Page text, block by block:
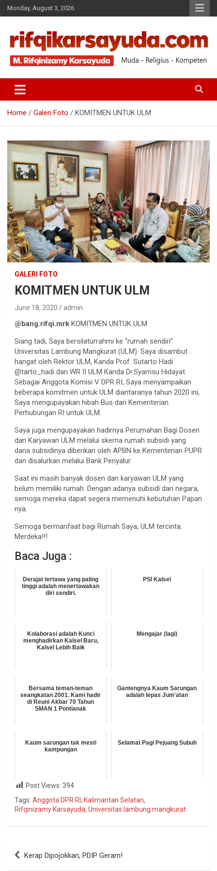
Monday, August 3, 2026
RIFQI KARSAYUDA
Home Galeri Foto KOMITMEN UNTUK ULM
GALERI FOTO
KOMITMEN UNTUK ULM
June 18, 2020 admin
@bang.rifqi.mrk KOMITMEN UNTUK ULM
Siang tadi, Saya bersilaturrahmi ke “rumah sendiri”
Universitas Lambung Mangkurat (ULM). Saya disambut
hangat oleh Rektor ULM, Kanda Prof. Sutarto Hadi
@tarto_hadi dan WR II ULM Kanda Dr.Syamsu Hidayat.
Sebagai Anggota Komisi V DPR RI, Saya menyampaikan
beberapa komitmen untuk ULM diantaranya tahun 2020 ini,
Saya mengupayakan hibah Bus dari Kementerian
Perhubungan RI untuk ULM.
Saya juga mengupayakan hadirnya Perumahan Bagi Dosen
dan Karyawan ULM melalui skema rumah subsidi yang
dana subsidinya diberikan oleh APBN ke Kementerian PUPR
dan disalurkan melalui Bank Penyalur.
Saat ini masih banyak dosen dan karyawan ULM yang
belum memiliki rumah. Dengan adanya subsidi dari negara,
semoga mereka dapat segera memenuhi kebutuhan Papan
nya.
Semoga bermanfaat bagi Rumah Saya, ULM tercinta.
Merdeka!!!
Baca Juga :
Derajat tertawa yang paling
tinggi adalah menertawakan
diri sendiri.
PSI Kalsel
Kolaborasi adalah Kunci
menghadirkan Kalsel Baru,
Kalsel Lebih Baik
Mengajar (lagi)
Bersama teman-teman
seangkatan 2001. Kami hadir
di Reuni Akbar 70 Tahun
SMAN 1 Pontianak
Gantengnya Kaum Sarungan
adalah lepas Jum'atan
Kaum sarungan tak mesti
kampungan
Selamat Pagi Pejuang Subuh
Post Views: 394
Tags: Anggota DPR RI , Kalimantan Selatan,
Rifqinizamy Karsayuda, Universitas lambung mangkurat
Kerap Dipojokkan, PDIP Geram!